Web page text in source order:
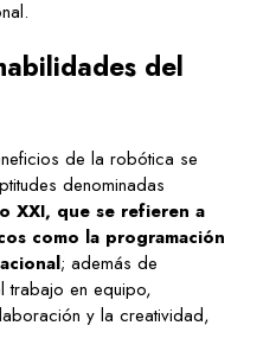
del
de la robótica se
denominadas
XXI, que se refieren a
como la programación
; además de
trabajo en equipo,
y la creatividad,